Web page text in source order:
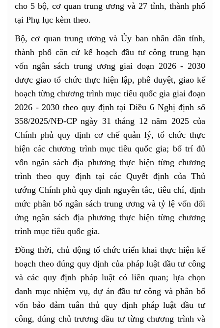
cho 5 bộ, cơ quan trung ương và 27 tỉnh, thành phố
tại Phụ lục kèm theo.
Bộ, cơ quan trung ương và Ủy ban nhân dân tỉnh,
thành phố căn cứ kế hoạch đầu tư công trung hạn
vốn ngân sách trung ương giai đoạn 2026 - 2030
được giao tổ chức thực hiện lập, phê duyệt, giao kế
hoạch từng chương trình mục tiêu quốc gia giai đoạn
2026 - 2030 theo quy định tại Điều 6 Nghị định số
358/2025/NĐ-CP ngày 31 tháng 12 năm 2025 của
Chính phủ quy định cơ chế quản lý, tổ chức thực
hiện các chương trình mục tiêu quốc gia; bố trí đủ
vốn ngân sách địa phương thực hiện từng chương
trình theo quy định tại các Quyết định của Thủ
tướng Chính phủ quy định nguyên tắc, tiêu chí, định
mức phân bổ ngân sách trung ương và tỷ lệ vốn đối
ứng ngân sách địa phương thực hiện từng chương
trình mục tiêu quốc gia.
Đồng thời, chủ động tổ chức triển khai thực hiện kế
hoạch theo đúng quy định của pháp luật đầu tư công
và các quy định pháp luật có liên quan; lựa chọn
danh mục nhiệm vụ, dự án đầu tư công và phân bổ
vốn bảo đảm tuân thủ quy định pháp luật đầu tư
công, đúng chủ trương đầu tư từng chương trình và